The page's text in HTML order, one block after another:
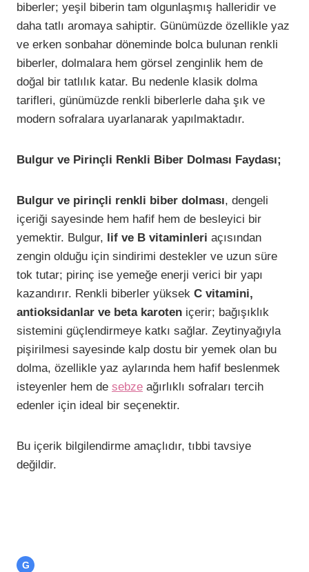
biberler; yeşil biberin tam olgunlaşmış halleridir ve
daha tatlı aromaya sahiptir. Günümüzde özellikle yaz
ve erken sonbahar döneminde bolca bulunan renkli
biberler, dolmalara hem görsel zenginlik hem de
doğal bir tatlılık katar. Bu nedenle klasik dolma
tarifleri, günümüzde renkli biberlerle daha şık ve
modern sofralara uyarlanarak yapılmaktadır.
Bulgur ve Pirinçli Renkli Biber Dolması Faydası;
Bulgur ve pirinçli renkli biber dolması, dengeli
içeriği sayesinde hem hafif hem de besleyici bir
yemektir. Bulgur,
lif ve B vitaminleri açısından
zengin olduğu için sindirimi destekler ve uzun süre
tok tutar; pirinç ise yemeğe enerji verici bir yapı
kazandırır. Renkli biberler yüksek C vitamini,
antioksidanlar ve beta karoten içerir; bağışıklık
sistemini güçlendirmeye katkı sağlar. Zeytinyağıyla
pişirilmesi sayesinde kalp dostu bir yemek olan bu
dolma, özellikle yaz aylarında hem hafif beslenmek
isteyenler hem de sebze ağırlıklı sofraları tercih
edenler için ideal bir seçenektir.
Bu içerik bilgilendirme amaçlıdır, tıbbi tavsiye
değildir.
G